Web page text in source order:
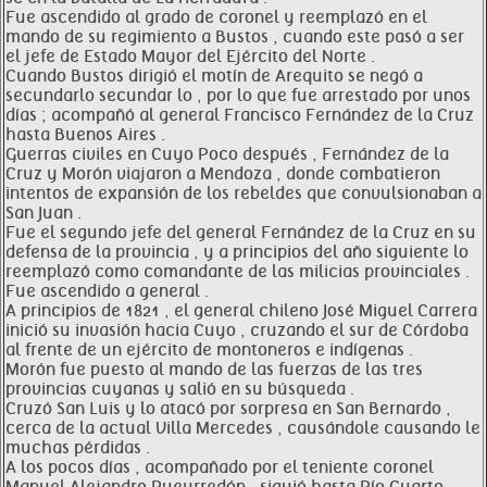
Fue ascendido al grado de coronel y reemplazó en el
mando de su regimiento a Bustos , cuando este pasó a ser
el jefe de Estado Mayor del Ejército del Norte .
Cuando Bustos dirigió el motín de Arequito se negó a
secundarlo secundar lo , por lo que fue arrestado por unos
días ; acompañó al general Francisco Fernández de la Cruz
hasta Buenos Aires .
Guerras civiles en Cuyo Poco después , Fernández de la
Cruz y Morón viajaron a Mendoza , donde combatieron
intentos de expansión de los rebeldes que convulsionaban a
San Juan .
Fue el segundo jefe del general Fernández de la Cruz en su
defensa de la provincia , y a principios del año siguiente lo
reemplazó como comandante de las milicias provinciales .
Fue ascendido a general .
A principios de 1821 , el general chileno José Miguel Carrera
inició su invasión hacia Cuyo , cruzando el sur de Córdoba
al frente de un ejército de montoneros e indígenas .
Morón fue puesto al mando de las fuerzas de las tres
provincias cuyanas y salió en su búsqueda .
Cruzó San Luis y lo atacó por sorpresa en San Bernardo ,
cerca de la actual Villa Mercedes , causándole causando le
muchas pérdidas .
A los pocos días , acompañado por el teniente coronel